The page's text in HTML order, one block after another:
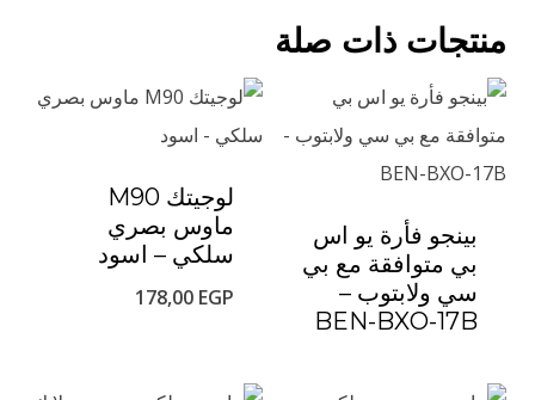
منتجات ذات صلة
بينجو فأرة يو اس
بي متوافقة مع بي
سي ولابتوب –
BEN-BXO-17B
لوجيتك M90
ماوس بصري
سلكي – اسود
178,00 EGP